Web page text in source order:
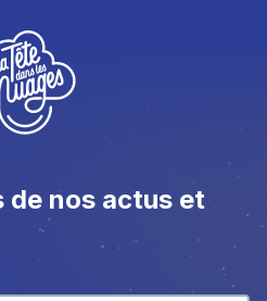
de nos actus et